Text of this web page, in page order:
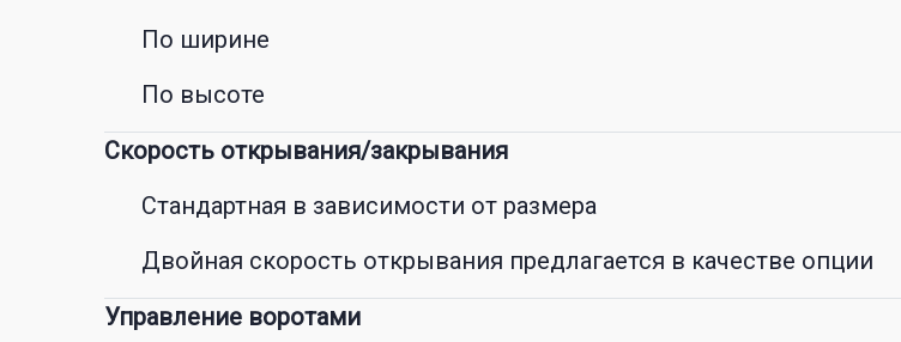
По ширине
По высоте
Скорость открывания/закрывания
Стандартная в зависимости от размера
Двойная скорость открывания предлагается в качестве опции
Управление воротами